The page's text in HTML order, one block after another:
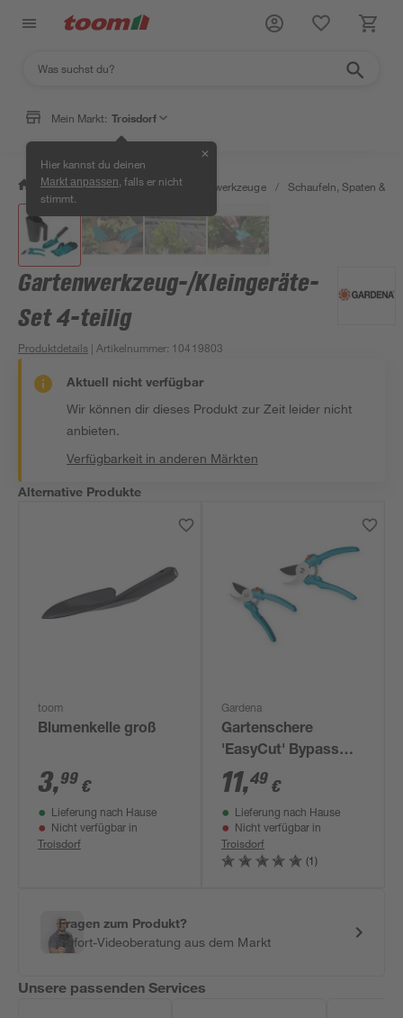
Mein Markt: Troisdorf
Hier kannst du deinen
Markt anpassen , falls er nicht
stimmt.
✕
/ Garten & Freizeit / Gartenhandwerkzeuge / Schaufeln, Spaten &
Gartenwerkzeug-/Kleingeräte-
Set 4-teilig
Produktdetails | Artikelnummer: 10419803
Aktuell nicht verfügbar
Wir können dir dieses Produkt zur Zeit leider nicht
anbieten.
Verfügbarkeit in anderen Märkten
Alternative Produkte
toom
Blumenkelle groß
3,99 €
Lieferung nach Hause
Nicht verfügbar in
Troisdorf
Gardena
Gartenschere
'EasyCut' Bypass
18,7 cm
11,49 €
Lieferung nach Hause
Nicht verfügbar in
Troisdorf
(1)
Fragen zum Produkt?
Sofort-Videoberatung aus dem Markt
Unsere passenden Services